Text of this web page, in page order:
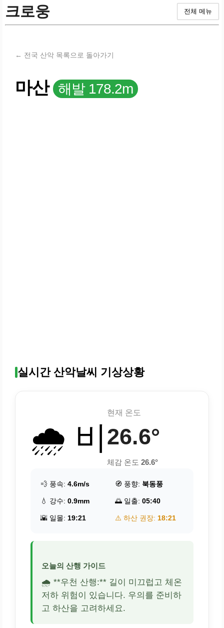
크로웅 전체 메뉴
← 전국 산악 목록으로 돌아가기
마산 해발 178.2m
실시간 산악날씨 기상상황
🌧️ 비
현재 온도
26.6°
체감 온도 26.6°
💨 풍속: 4.6m/s 🧭 풍향: 북동풍
💧 강수: 0.9mm 🌅 일출: 05:40
🌇 일몰: 19:21 ⚠️ 하산 권장: 18:21
오늘의 산행 가이드
🌧️ **우천 산행:** 길이 미끄럽고 체온
저하 위험이 있습니다. 우의를 준비하
고 하산을 고려하세요.